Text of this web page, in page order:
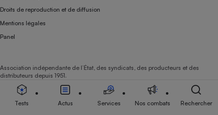
Droits de reproduction et de diffusion
Mentions légales
Panel
Association indépendante de l’État, des syndicats, des producteurs et des
distributeurs depuis 1951.
Tests Actus Services Nos combats Rechercher